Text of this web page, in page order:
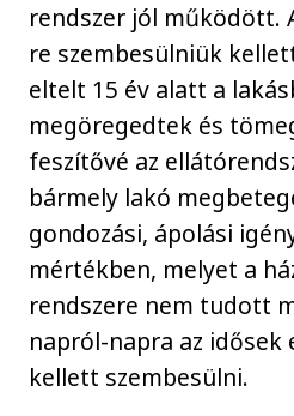
rendszer jól működött.
re szembesülniük
eltelt 15 év alatt a
megöregedtek és
feszítővé az
bármely lakó
gondozási, ápolási
mértékben, melyet a
rendszere nem tudott
napról-napra az idősek
kellett szembesülni.